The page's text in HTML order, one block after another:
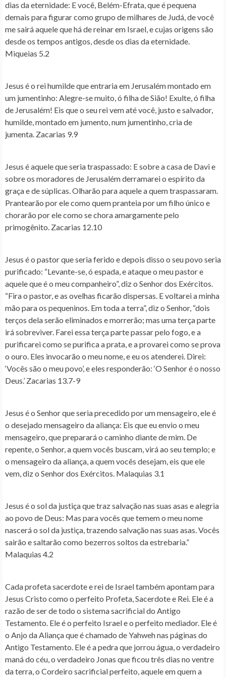
dias da eternidade: E você, Belém-Efrata, que é pequena
demais para figurar como grupo de milhares de Judá, de você
me sairá aquele que há de reinar em Israel, e cujas origens são
desde os tempos antigos, desde os dias da eternidade.
Miqueias 5.2
Jesus é o rei humilde que entraria em Jerusalém montado em
um jumentinho: Alegre-se muito, ó filha de Sião! Exulte, ó filha
de Jerusalém! Eis que o seu rei vem até você, justo e salvador,
humilde, montado em jumento, num jumentinho, cria de
jumenta. Zacarias 9.9
Jesus é aquele que seria traspassado: E sobre a casa de Davi e
sobre os moradores de Jerusalém derramarei o espírito da
graça e de súplicas. Olharão para aquele a quem traspassaram.
Prantearão por ele como quem pranteia por um filho único e
chorarão por ele como se chora amargamente pelo
primogênito. Zacarias 12.10
Jesus é o pastor que seria ferido e depois disso o seu povo seria
purificado: “Levante-se, ó espada, e ataque o meu pastor e
aquele que é o meu companheiro”, diz o Senhor dos Exércitos.
“Fira o pastor, e as ovelhas ficarão dispersas. E voltarei a minha
mão para os pequeninos. Em toda a terra”, diz o Senhor, “dois
terços dela serão eliminados e morrerão; mas uma terça parte
irá sobreviver. Farei essa terça parte passar pelo fogo, e a
purificarei como se purifica a prata, e a provarei como se prova
o ouro. Eles invocarão o meu nome, e eu os atenderei. Direi:
‘Vocês são o meu povo’, e eles responderão: ‘O Senhor é o nosso
Deus.’ Zacarias 13.7-9
Jesus é o Senhor que seria precedido por um mensageiro, ele é
o desejado mensageiro da aliança: Eis que eu envio o meu
mensageiro, que preparará o caminho diante de mim. De
repente, o Senhor, a quem vocês buscam, virá ao seu templo; e
o mensageiro da aliança, a quem vocês desejam, eis que ele
vem, diz o Senhor dos Exércitos. Malaquias 3.1
Jesus é o sol da justiça que traz salvação nas suas asas e alegria
ao povo de Deus: Mas para vocês que temem o meu nome
nascerá o sol da justiça, trazendo salvação nas suas asas. Vocês
sairão e saltarão como bezerros soltos da estrebaria.”
Malaquias 4.2
Cada profeta sacerdote e rei de Israel também apontam para
Jesus Cristo como o perfeito Profeta, Sacerdote e Rei. Ele é a
razão de ser de todo o sistema sacrificial do Antigo
Testamento. Ele é o perfeito Israel e o perfeito mediador. Ele é
o Anjo da Aliança que é chamado de Yahweh nas páginas do
Antigo Testamento. Ele é a pedra que jorrou água, o verdadeiro
maná do céu, o verdadeiro Jonas que ficou três dias no ventre
da terra, o Cordeiro sacrificial perfeito, aquele em quem a